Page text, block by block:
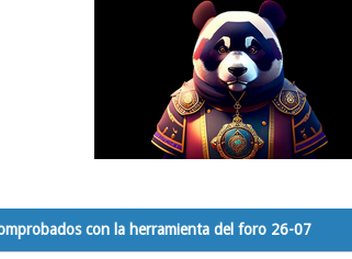
con la herramienta del foro 26-07